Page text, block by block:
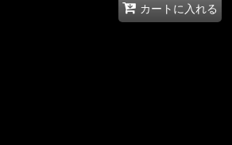
カートに入れる